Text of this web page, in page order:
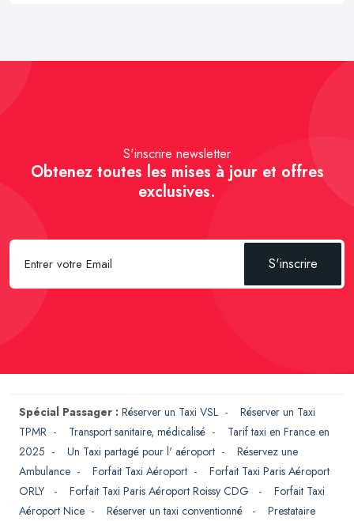
S'inscrire newsletter
Obtenez toutes les mises à jour et offres
exclusives.
S'inscrire
Spécial Passager : Réserver un Taxi VSL - Réserver un Taxi
TPMR - Transport sanitaire, médicalisé - Tarif taxi en France en
2025 - Un Taxi partagé pour l' aéroport - Réservez une
Ambulance - Forfait Taxi Aéroport - Forfait Taxi Paris Aéroport
ORLY
- Forfait Taxi Paris Aéroport Roissy CDG - Forfait Taxi
Aéroport Nice - Réserver un taxi conventionné - Prestataire